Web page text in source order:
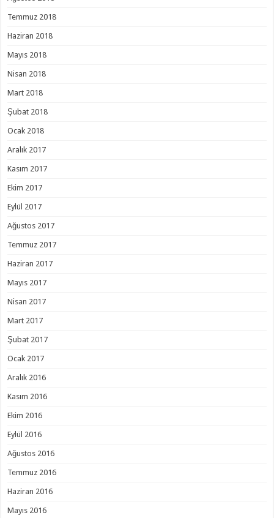
Temmuz 2018
Haziran 2018
Mayıs 2018
Nisan 2018
Mart 2018
Şubat 2018
Ocak 2018
Aralık 2017
Kasım 2017
Ekim 2017
Eylül 2017
Ağustos 2017
Temmuz 2017
Haziran 2017
Mayıs 2017
Nisan 2017
Mart 2017
Şubat 2017
Ocak 2017
Aralık 2016
Kasım 2016
Ekim 2016
Eylül 2016
Ağustos 2016
Temmuz 2016
Haziran 2016
Mayıs 2016